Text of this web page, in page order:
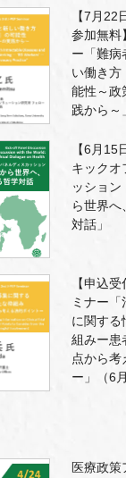
【7月22
参加無料
ー「難病
い働き方
能性～政
践から～」
【6月15
キックオ
ッション
ら世界へ
対話」
【申込
ミナー
に関する
組みー患
点から考
ー」（6
医療政策